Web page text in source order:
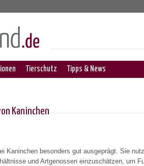
Tierschutz Tipps & News
Kaninchen
Kaninchen besonders gut ausgeprägt. Sie
und Artgenossen einzuschätzen, um